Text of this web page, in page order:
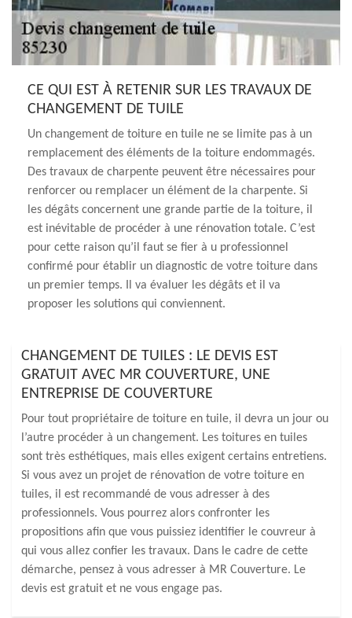
CE QUI EST À RETENIR SUR LES TRAVAUX DE
CHANGEMENT DE TUILE
Un changement de toiture en tuile ne se limite pas à un
remplacement des éléments de la toiture endommagés.
Des travaux de charpente peuvent être nécessaires pour
renforcer ou remplacer un élément de la charpente. Si
les dégâts concernent une grande partie de la toiture, il
est inévitable de procéder à une rénovation totale. C’est
pour cette raison qu’il faut se fier à u professionnel
confirmé pour établir un diagnostic de votre toiture dans
un premier temps. Il va évaluer les dégâts et il va
proposer les solutions qui conviennent.
CHANGEMENT DE TUILES : LE DEVIS EST
GRATUIT AVEC MR COUVERTURE, UNE
ENTREPRISE DE COUVERTURE
Pour tout propriétaire de toiture en tuile, il devra un jour ou
l’autre procéder à un changement. Les toitures en tuiles
sont très esthétiques, mais elles exigent certains entretiens.
Si vous avez un projet de rénovation de votre toiture en
tuiles, il est recommandé de vous adresser à des
professionnels. Vous pourrez alors confronter les
propositions afin que vous puissiez identifier le couvreur à
qui vous allez confier les travaux. Dans le cadre de cette
démarche, pensez à vous adresser à MR Couverture. Le
devis est gratuit et ne vous engage pas.